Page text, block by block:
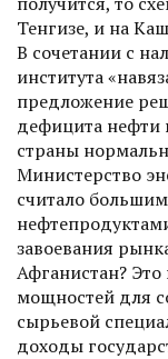
Тенгизе, и на
В сочетании с
института
предложение
дефицита нефти
страны
Министерство
считало
завоевания
Афганистан? Это
мощностей для
сырьевой
доходы